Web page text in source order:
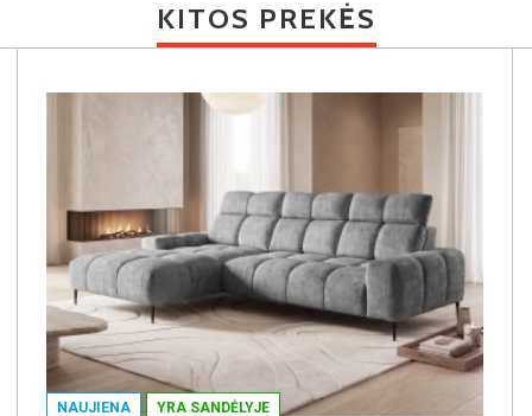
KITOS PREKĖS
NAUJIENA YRA SANDĖLYJE